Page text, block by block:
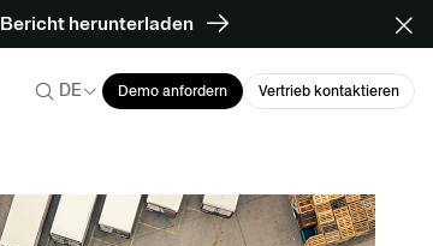
Bericht herunterladen
DE Demo anfordern Vertrieb kontaktieren